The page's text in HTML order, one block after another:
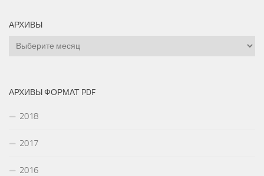
АРХИВЫ
Архивы
АРХИВЫ ФОРМАТ PDF
2018
2017
2016